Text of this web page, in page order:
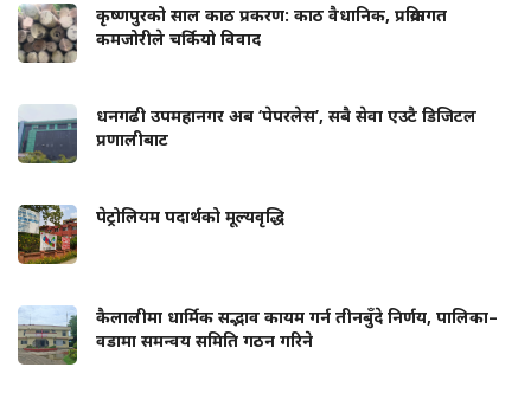
कृष्णपुरको साल काठ प्रकरण: काठ वैधानिक, प्रक्रियागत
कमजोरीले चर्कियो विवाद
धनगढी उपमहानगर अब ‘पेपरलेस’, सबै सेवा एउटै डिजिटल
प्रणालीबाट
पेट्रोलियम पदार्थको मूल्यवृद्धि
कैलालीमा धार्मिक सद्भाव कायम गर्न तीनबुँदे निर्णय, पालिका–
वडामा समन्वय समिति गठन गरिने